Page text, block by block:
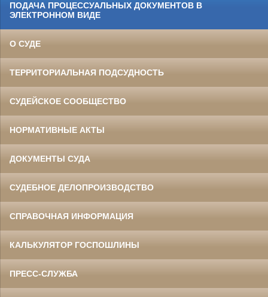
ПОДАЧА ПРОЦЕССУАЛЬНЫХ ДОКУМЕНТОВ В
ЭЛЕКТРОННОМ ВИДЕ
О СУДЕ
ТЕРРИТОРИАЛЬНАЯ ПОДСУДНОСТЬ
СУДЕЙСКОЕ СООБЩЕСТВО
НОРМАТИВНЫЕ АКТЫ
ДОКУМЕНТЫ СУДА
СУДЕБНОЕ ДЕЛОПРОИЗВОДСТВО
СПРАВОЧНАЯ ИНФОРМАЦИЯ
КАЛЬКУЛЯТОР ГОСПОШЛИНЫ
ПРЕСС-СЛУЖБА